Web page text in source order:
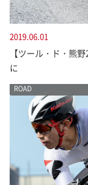
2019.06.01
【ツール・ド・熊
に
ROAD